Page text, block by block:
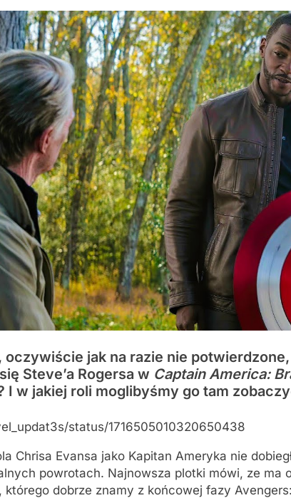
jak na razie nie
Steve’a Rogersa w Captain America:
I w jakiej roli moglibyśmy go tam
status/1716505010320650438
Chrisa Evansa jako Kapitan Ameryka nie
powrotach. Najnowsza plotki mówi, ze ma
którego dobrze znamy z końcowej fazy